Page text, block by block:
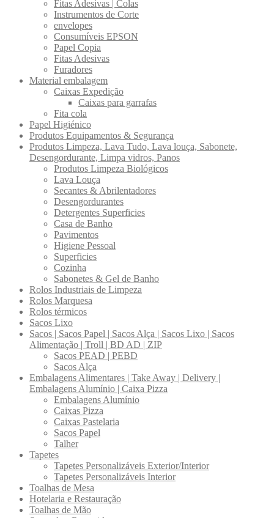
Fitas Adesivas | Colas
Instrumentos de Corte
envelopes
Consumíveis EPSON
Papel Copia
Fitas Adesivas
Furadores
Material embalagem
Caixas Expedição
Caixas para garrafas
Fita cola
Papel Higiénico
Produtos Equipamentos & Segurança
Produtos Limpeza, Lava Tudo, Lava louça, Sabonete,
Desengordurante, Limpa vidros, Panos
Produtos Limpeza Biológicos
Lava Louça
Secantes & Abrilentadores
Desengordurantes
Detergentes Superficies
Casa de Banho
Pavimentos
Higiene Pessoal
Superficies
Cozinha
Sabonetes & Gel de Banho
Rolos Industriais de Limpeza
Rolos Marquesa
Rolos térmicos
Sacos Lixo
Sacos | Sacos Papel | Sacos Alça | Sacos Lixo | Sacos
Alimentação | Troll | BD AD | ZIP
Sacos PEAD | PEBD
Sacos Alça
Embalagens Alimentares | Take Away | Delivery |
Embalagens Alumínio | Caixa Pizza
Embalagens Alumínio
Caixas Pizza
Caixas Pastelaria
Sacos Papel
Talher
Tapetes
Tapetes Personalizáveis Exterior/Interior
Tapetes Personalizáveis Interior
Toalhas de Mesa
Hotelaria e Restauração
Toalhas de Mão